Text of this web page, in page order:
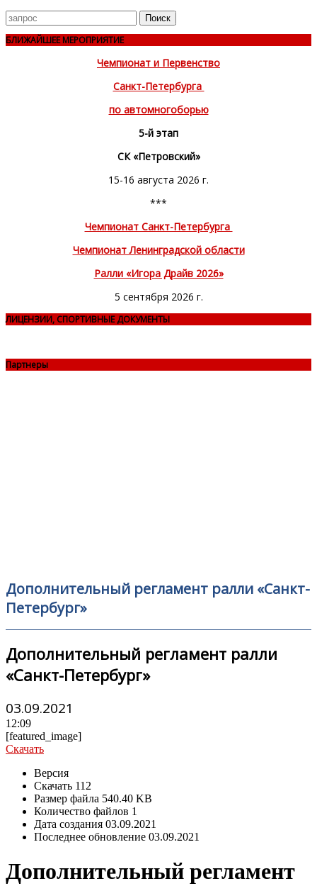
Поиск
для
БЛИЖАЙШЕЕ МЕРОПРИЯТИЕ
Чемпионат и Первенство
Санкт-Петербурга
по автомногоборью
5-й этап
СК «Петровский»
15-16 августа 2026 г.
***
Чемпионат Санкт-Петербурга
Чемпионат Ленинградской области
Ралли «Игора Драйв 2026»
5 сентября 2026 г.
ЛИЦЕНЗИИ, СПОРТИВНЫЕ ДОКУМЕНТЫ
Партнеры
Дополнительный регламент ралли «Санкт-
Петербург»
Дополнительный регламент ралли
«Санкт-Петербург»
03.09.2021
12:09
[featured_image]
Скачать
Версия
Скачать 112
Размер файла 540.40 KB
Количество файлов 1
Дата создания 03.09.2021
Последнее обновление 03.09.2021
Дополнительный регламент